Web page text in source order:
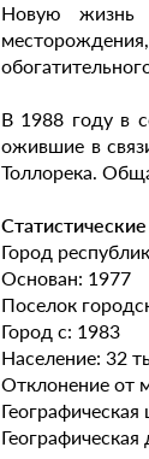
Новую жизнь
В 1988 году в
ожившие в
Толлорека.
Город
Основан: 1977
Поселок
Город с: 1983
Население: 32
Отклонение от